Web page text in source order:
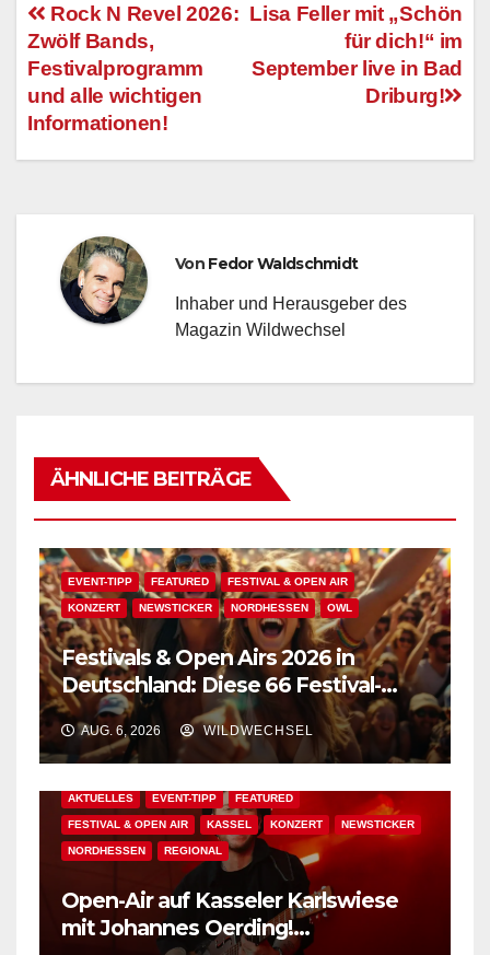
Beitragsnavigation
Lisa Feller mit „Schön
für dich!“ im
September live in Bad
Driburg!
Rock N Revel 2026:
Zwölf Bands,
Festivalprogramm
und alle wichtigen
Informationen!
Von Fedor Waldschmidt
Inhaber und Herausgeber des
Magazin Wildwechsel
ÄHNLICHE BEITRÄGE
EVENT-TIPP FEATURED FESTIVAL & OPEN AIR
KONZERT NEWSTICKER NORDHESSEN OWL
Festivals & Open Airs 2026 in
Deutschland: Diese 66 Festival-
Events warten auf Dich!
AUG. 6, 2026 WILDWECHSEL
AKTUELLES EVENT-TIPP FEATURED
FESTIVAL & OPEN AIR KASSEL KONZERT NEWSTICKER
NORDHESSEN REGIONAL
Open-Air auf Kasseler Karlswiese
mit Johannes Oerding!